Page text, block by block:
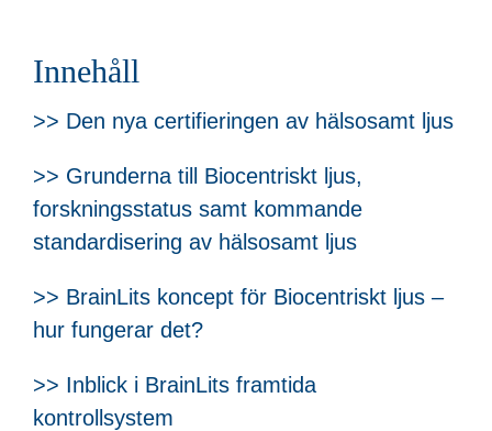
Innehåll
>> Den nya certifieringen av hälsosamt ljus
>> Grunderna till Biocentriskt ljus,
forskningsstatus samt kommande
standardisering av hälsosamt ljus
>> BrainLits koncept för Biocentriskt ljus –
hur fungerar det?
>> Inblick i BrainLits framtida
kontrollsystem